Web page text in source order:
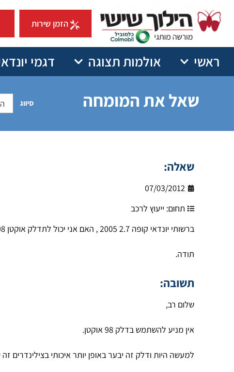
הזמן שירות
ראשי אולמות תצוגה דגמי
שאל את המומחה סיווג
שאלה:
07/03/2012
תחום: ייעוץ לרכב
ברשותי יונדאי קופה 2.7 2005 , האם אני יכול לתדלק אוקטן 98.. ? והאם הדבר יגרום לשינו בפעולת המנוע לטובה וכו'..?
תודה.
תשובה:
שלום רב,
אין מניע להשתמש בדלק 98 אוקטן.
למעשה היות ודלק זה יבער באופן יותר איכותי